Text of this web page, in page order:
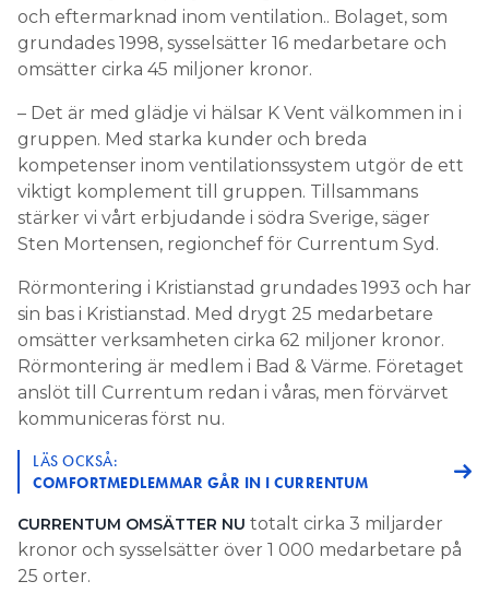
och eftermarknad inom ventilation.. Bolaget, som
grundades 1998, sysselsätter 16 medarbetare och
omsätter cirka 45 miljoner kronor.
– Det är med glädje vi hälsar K Vent välkommen in i
gruppen. Med starka kunder och breda
kompetenser inom ventilationssystem utgör de ett
viktigt komplement till gruppen. Tillsammans
stärker vi vårt erbjudande i södra Sverige, säger
Sten Mortensen, regionchef för Currentum Syd.
Rörmontering i Kristianstad grundades 1993 och har
sin bas i Kristianstad. Med drygt 25 medarbetare
omsätter verksamheten cirka 62 miljoner kronor.
Rörmontering är medlem i Bad & Värme. Företaget
anslöt till Currentum redan i våras, men förvärvet
kommuniceras först nu.
LÄS OCKSÅ:
COMFORTMEDLEMMAR GÅR IN I CURRENTUM
CURRENTUM OMSÄTTER NU totalt cirka 3 miljarder
kronor och sysselsätter över 1 000 medarbetare på
25 orter.